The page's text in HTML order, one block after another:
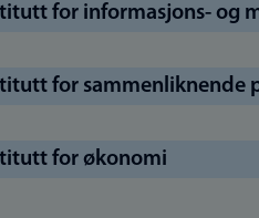
for informasjons- og
for sammenliknende
for økonomi